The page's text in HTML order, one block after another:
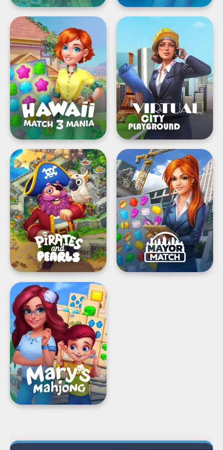
Hawaii
Match-
3
Mania®:
홈
디
자
인
과
짝
맞
추
기
퍼
즐
Virtual
Playground®:
건
설
의
거
물
Pirates
&
Pearls®:
짝
맞
추
기,
건
설
및
디
자
인
Mayor
Match:
Build-
a-
lot
Games
Mary's
Mahjong:
꿈
의
마
을
을
지
어
보
세
요!